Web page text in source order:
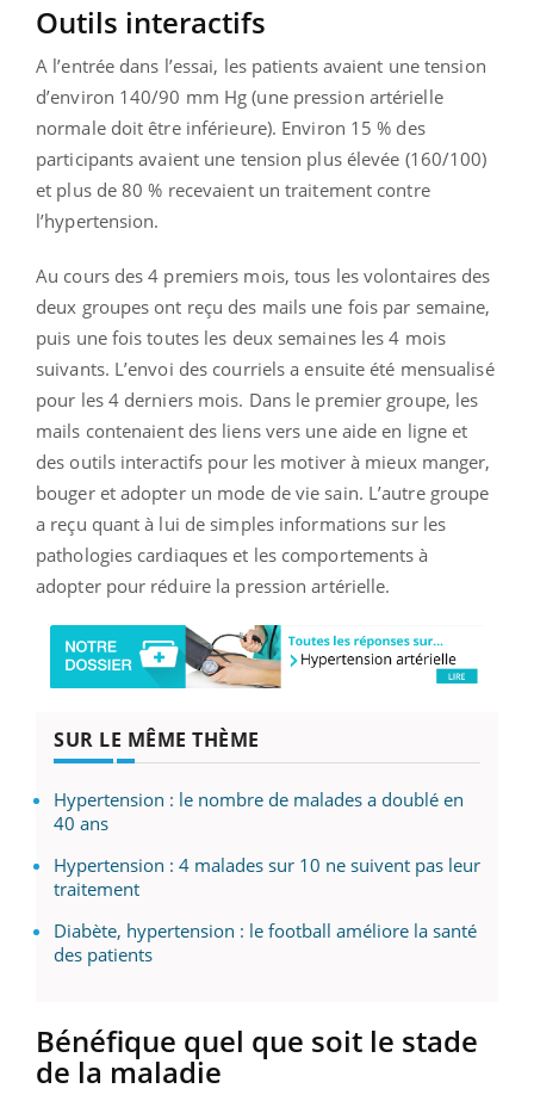
Outils interactifs
A l’entrée dans l’essai, les patients avaient une tension
d’environ 140/90 mm Hg (une pression artérielle
normale doit être inférieure). Environ 15 % des
participants avaient une tension plus élevée (160/100)
et plus de 80 % recevaient un traitement contre
l’hypertension.
Au cours des 4 premiers mois, tous les volontaires des
deux groupes ont reçu des mails une fois par semaine,
puis une fois toutes les deux semaines les 4 mois
suivants. L’envoi des courriels a ensuite été mensualisé
pour les 4 derniers mois. Dans le premier groupe, les
mails contenaient des liens vers une aide en ligne et
des outils interactifs pour les motiver à mieux manger,
bouger et adopter un mode de vie sain. L’autre groupe
a reçu quant à lui de simples informations sur les
pathologies cardiaques et les comportements à
adopter pour réduire la pression artérielle.
SUR LE MÊME THÈME
Hypertension : le nombre de malades a doublé en
40 ans
Hypertension : 4 malades sur 10 ne suivent pas leur
traitement
Diabète, hypertension : le football améliore la santé
des patients
Bénéfique quel que soit le stade
de la maladie